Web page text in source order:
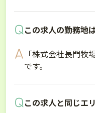
この求人の勤務地
「株式会社長門牧
です。
この求人と同じエ